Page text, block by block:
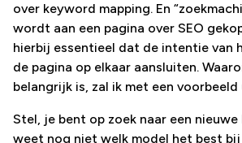
over keyword mapping. En
wordt aan een pagina over SEO
hierbij essentieel dat de intentie van
de pagina op elkaar aansluiten.
belangrijk is, zal ik met een
Stel, je bent op zoek naar een
weet nog niet welk model het best